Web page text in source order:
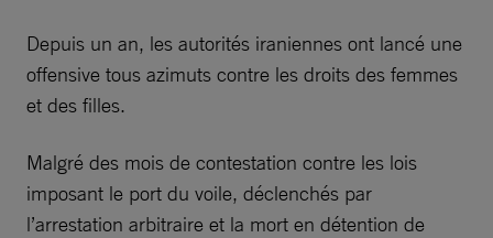
Depuis un an, les autorités iraniennes ont lancé une
offensive tous azimuts contre les droits des femmes
et des filles.
Malgré des mois de contestation contre les lois
imposant le port du voile, déclenchés par
l’arrestation arbitraire et la mort en détention de